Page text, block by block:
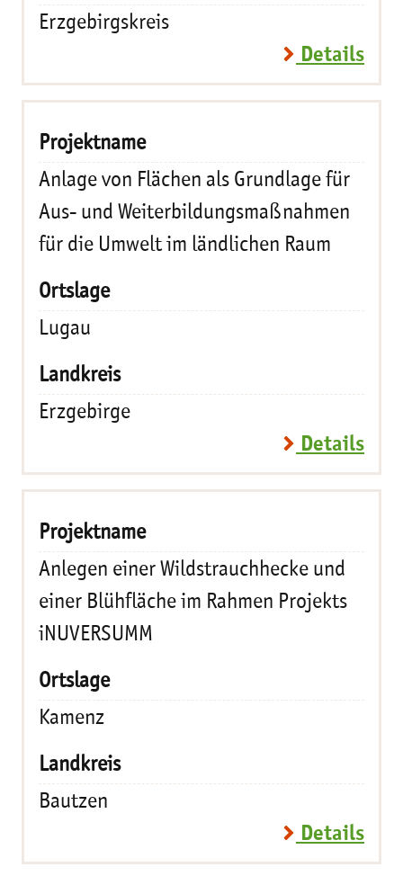
Erzgebirgskreis
Details
Anlage von Flächen als Grundlage für
Aus- und Weiterbildungsmaßnahmen
für die Umwelt im ländlichen Raum
Lugau
Erzgebirge
Details
Anlegen einer Wildstrauchhecke und
einer Blühfläche im Rahmen Projekts
iNUVERSUMM
Kamenz
Bautzen
Details